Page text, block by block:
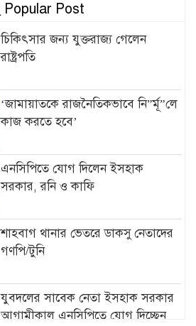
Popular Post
চিকিৎসার জন্য যুক্তরাজ্য গেলেন
রাষ্ট্রপতি
‘জামায়াতকে রাজনৈতিকভাবে নি”র্মূ”লে
কাজ করতে হবে’
এনসিপিতে যোগ দিলেন ইসহাক
সরকার, রনি ও কাফি
শাহবাগ থানার ভেতরে ডাকসু নেতাদের
গণপি/টুনি
যুবদলের সাবেক নেতা ইসহাক সরকার
আগামীকাল এনসিপিতে যোগ দিচ্ছেন